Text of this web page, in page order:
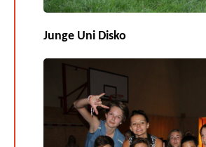
Junge Uni Disko